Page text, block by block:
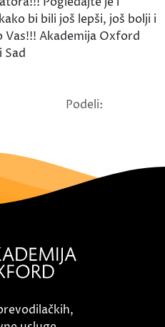
bi bili još lepši, još bolji i
Vas!!! Akademija Oxford
Sad
Podeli: